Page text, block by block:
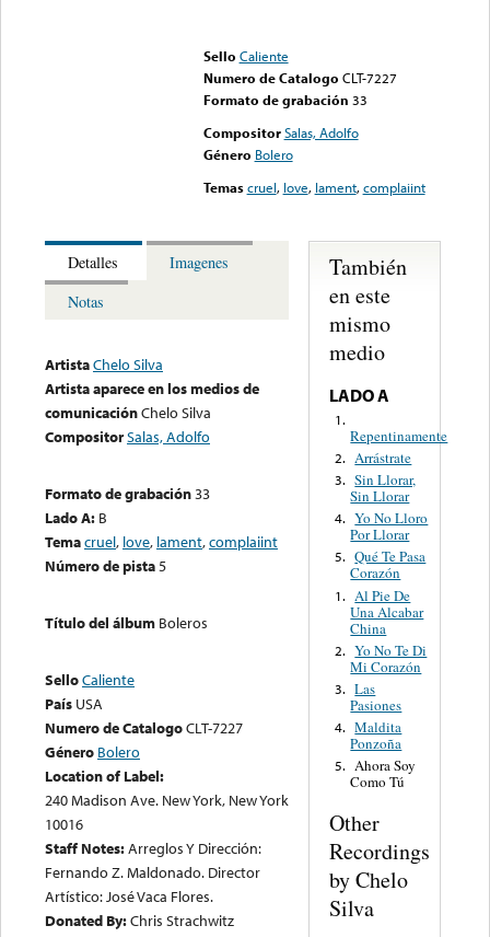
Sello Caliente
Numero de Catalogo CLT-7227
Formato de grabación 33
Compositor Salas, Adolfo
Género Bolero
Temas cruel, love, lament,complaiint
Detalles
Imagenes
Notas
ArtistaChelo Silva
Artista aparece en los medios de
comunicaciónChelo Silva
CompositorSalas, Adolfo
Formato de grabación33
Lado A: B
Temacruel, love, lament,complaiint
Número de pista5
Título del álbum Boleros
SelloCaliente
País USA
Numero de CatalogoCLT-7227
Género Bolero
Location of Label:
240 Madison Ave. New York, New York
10016
Staff Notes:Arreglos Y Dirección:
Fernando Z. Maldonado. Director
Artístico: José Vaca Flores.
Donated By:Chris Strachwitz
También
en este
mismo
medio
LADO A
1.
Repentinamente
2. Arrástrate
3. Sin Llorar,
Sin Llorar
4. Yo No Lloro
Por Llorar
5. Qué Te Pasa
Corazón
1. Al Pie De
Una Alcabar
China
2. Yo No Te Di
Mi Corazón
3. Las
Pasiones
4. Maldita
Ponzoña
5. Ahora Soy
Como Tú
Other
Recordings
by Chelo
Silva